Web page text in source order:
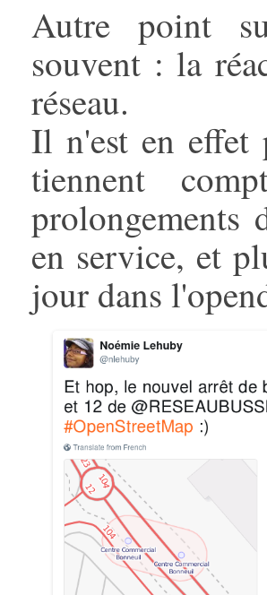
Autre point
souvent : la
réseau.
Il n'est en effet
tiennent
prolongements
en service, et
jour dans